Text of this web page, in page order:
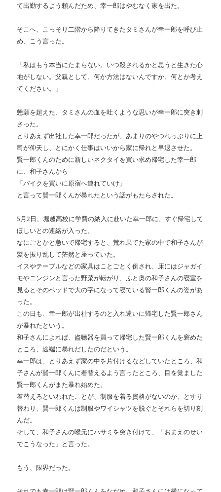
て出勤するよう頼んだため、幸一郎はやむなく家を出た。
そこへ、こっそり二階から降りてきたタミさんが幸一郎を呼び止
め、こう言った。
「私はもう本当にたまらない。いつ殺されるかと思うと生きた心
地がしない。父親として、何か方法はないんですか、何とか考え
てください。」
懇願を超えた、タミさんの血を吐くような思いが幸一郎に突き刺
さった。
とりあえず出社した幸一郎だったが、あまりのやつれっぷりに上
司が仰天し、とにかく仕事はいいから家に帰れと早退させた。
賢一郎くんのために新しいネクタイを買い求め帰宅した幸一郎
に、和子さんから
「バイクを買いに原宿へ連れていけ」
と言って賢一郎くんが暴れたという話がもたらされた。
5 月2 日、堀越高校に学費の納入に赴いた幸一郎に、すぐ帰宅して
ほしいとの連絡が入った。
なにごとかと急いで帰宅すると、荒れ果てた家の中で和子さんが
髪を振り乱して茫然と座っていた。
イスやテーブルなどの家具はことごとく倒され、床にはジャガイ
モやニンジンと言った野菜が転がり、ふと奥の和子さんの寝室を
見るとそのベッドで大の字になって寝ている賢一郎くんの姿があ
った。
この日も、幸一郎が出社するのと入れ違いに帰宅した賢一郎さん
が暴れたという。
和子さんによれば、盗聴器を買って帰宅した賢一郎くんを窘めた
ところ、途端に暴れだしたのだという。
幸一郎は、とりあえず家の中を片付けるなどしていたところ、和
子さんが賢一郎くんに着替えるよう言ったところ、目を覚ました
賢一郎くんがまた暴れ始めた。
着替えろといわれたことが、制服を着る資格がないのか、とすり
替わり、賢一郎くんは制服やワイシャツを脱ぐとそれらを切り刻
んだ。
そして、和子さんの喉元にハサミを突き付けて、「おまえのせい
でこうなった」と言った。
もう、限界だった。